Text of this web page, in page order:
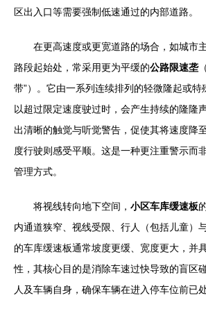
区出入口等需要强制低速通过的内部道路。
在更高速度或更宽道路的场合，如城市
路段起始处，常采用更为平缓的公路限速垄
带”）。它由一系列连续排列的轻微隆起或特
以超过限定速度驶过时，会产生持续的隆隆
出清晰的触觉与听觉警告，促使其将速度降
度行驶则感受平顺。这是一种更注重警示而
管理方式。
将视线转向地下空间， 小区车库缓速板
内通道狭窄、视线受限、行人（包括儿童）
的车库缓速板通常坡度更缓、宽度更大，并
性，其核心目的是消除车速过快导致的盲区
人及车辆自身，确保车辆在进入停车位前已处